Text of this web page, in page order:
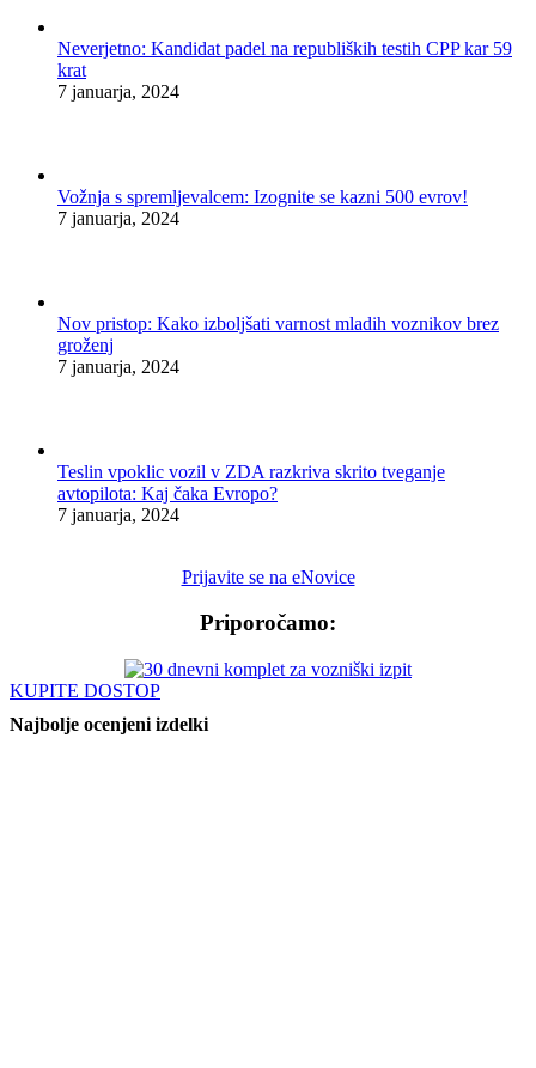
Neverjetno: Kandidat padel na republiških testih CPP kar 59
krat
7 januarja, 2024
Vožnja s spremljevalcem: Izognite se kazni 500 evrov!
7 januarja, 2024
Nov pristop: Kako izboljšati varnost mladih voznikov brez
groženj
7 januarja, 2024
Teslin vpoklic vozil v ZDA razkriva skrito tveganje
avtopilota: Kaj čaka Evropo?
7 januarja, 2024
Prijavite se na eNovice
Priporočamo:
KUPITE DOSTOP
Najbolje ocenjeni izdelki